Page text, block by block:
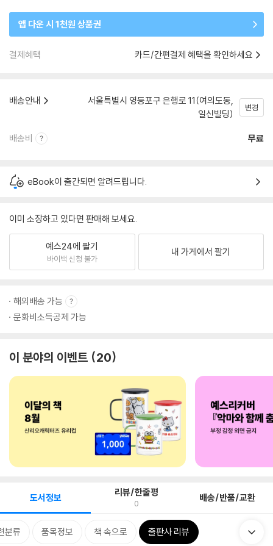
앱 다운 시 1천원 상품권
결제혜택 카드/간편결제 혜택을 확인하세요
배송안내
서울특별시 영등포구 은행로 11(여의도동,
일신빌딩)
변경
배송비 무료
eBook이 출간되면 알려드립니다.
이미 소장하고 있다면 판매해 보세요.
예스24에 팔기
바이백 신청 불가
내 가게에서 팔기
해외배송 가능
문화비소득공제 가능
이 분야의 이벤트 20
도서정보 리뷰/한줄평
0 배송/반품/교환
분류 품목정보 책 속으로 출판사 리뷰